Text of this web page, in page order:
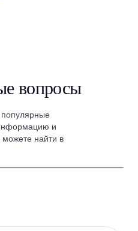
вопросы
и
найти в